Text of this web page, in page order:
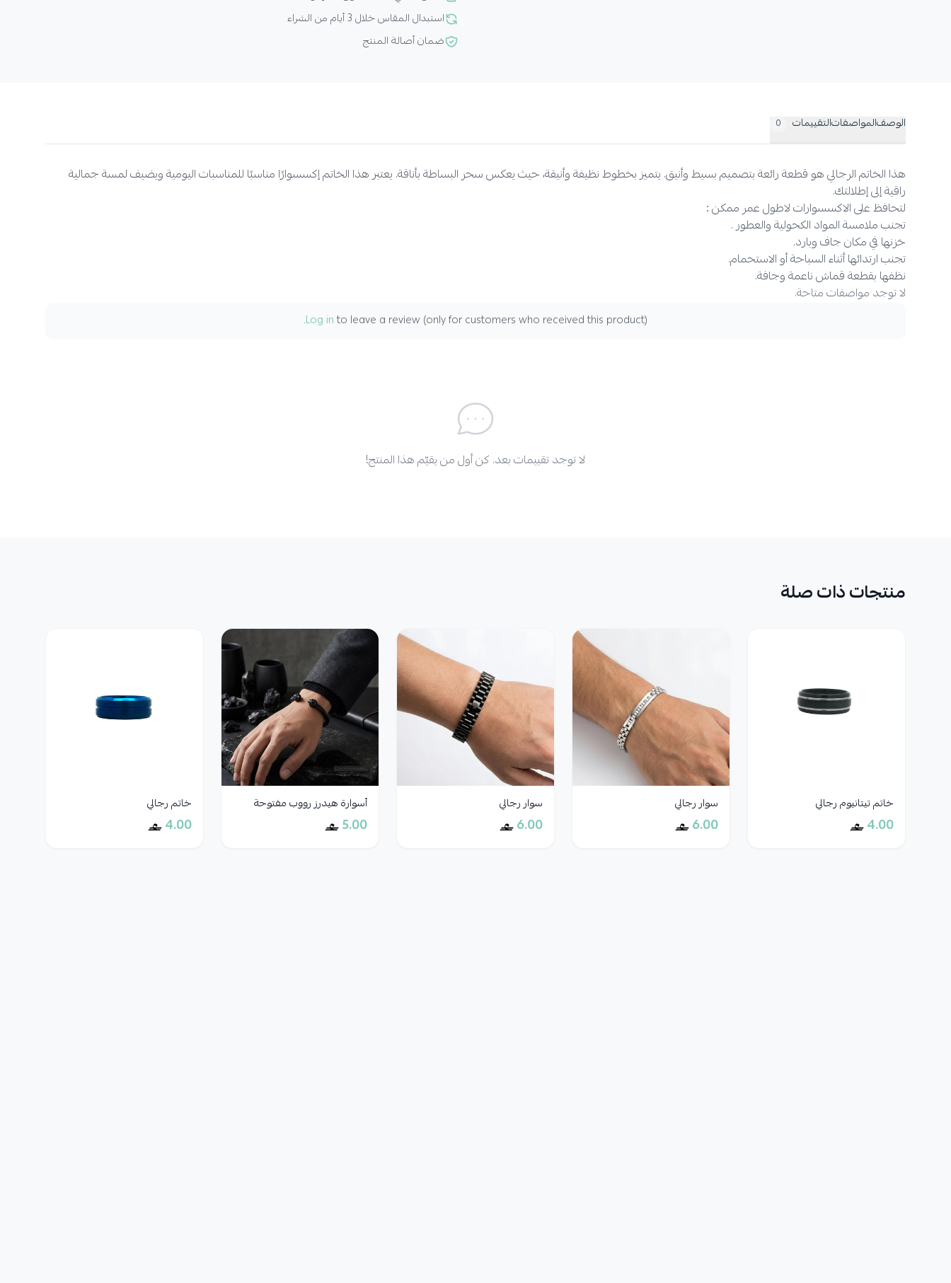
استبدال المقاس خلال 3 أيام من الشراء
ضمان أصالة المنتج
الوصفالمواصفاتالتقييمات 0
هذا الخاتم الرجالي هو قطعة رائعة بتصميم بسيط وأنيق. يتميز بخطوط نظيفة وأنيقة، حيث يعكس سحر البساطة بأناقة. يعتبر هذا الخاتم إكسسوارًا مناسبًا للمناسبات اليومية ويضيف لمسة جمالية
راقية إلى إطلالتك.
لتحافظ على الاكسسوارات لاطول عمر ممكن :
تجنب ملامسة المواد الكحولية والعطور .
خزنها في مكان جاف وبارد.
تجنب ارتدائها أثناء السباحة أو الاستحمام.
نظفها بقطعة قماش ناعمة وجافة.
لا توجد مواصفات متاحة.
Log into leave a review (only for customers who received this product).
لا توجد تقييمات بعد. كن أول من يقيّم هذا المنتج!
منتجات ذات صلة
خاتم تيتانيوم رجالي
4.00
سوار رجالي
6.00
سوار رجالي
6.00
أسوارة هيدرز رووب مفتوحة
5.00
خاتم رجالي
4.00